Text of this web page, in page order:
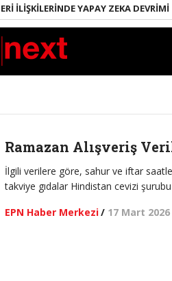
YAPAY ZEKA DEVRIMI
Ramazan Alışveriş
İlgili verilere göre, sahur ve iftar
takviye gıdalar Hindistan cevizi
EPN Haber Merkezi/ 17 Mart 2026